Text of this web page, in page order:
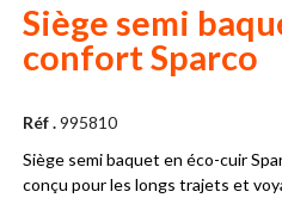
Siège semi
confort Sparco
Réf .995810
Siège semi baquet en éco-cuir
conçu pour les longs trajets et